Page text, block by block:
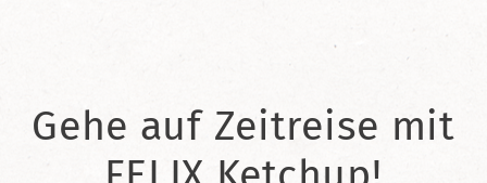
Gehe auf Zeitreise mit